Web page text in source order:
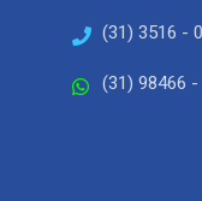
(31) 3516 -
(31) 98466 -